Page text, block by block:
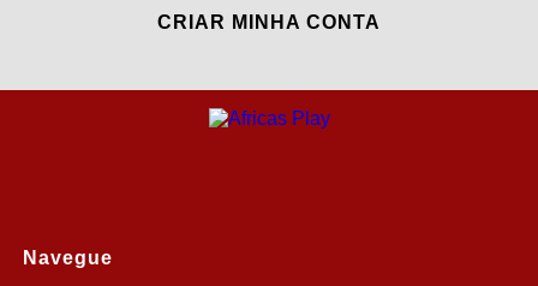
CRIAR MINHA CONTA
Navegue